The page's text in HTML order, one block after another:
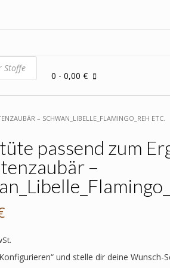
0 - 0,00 €
– SCHWAN_LIBELLE_FLAMINGO_REH ETC.
passend zum
–
und stelle dir deine Wunsch-